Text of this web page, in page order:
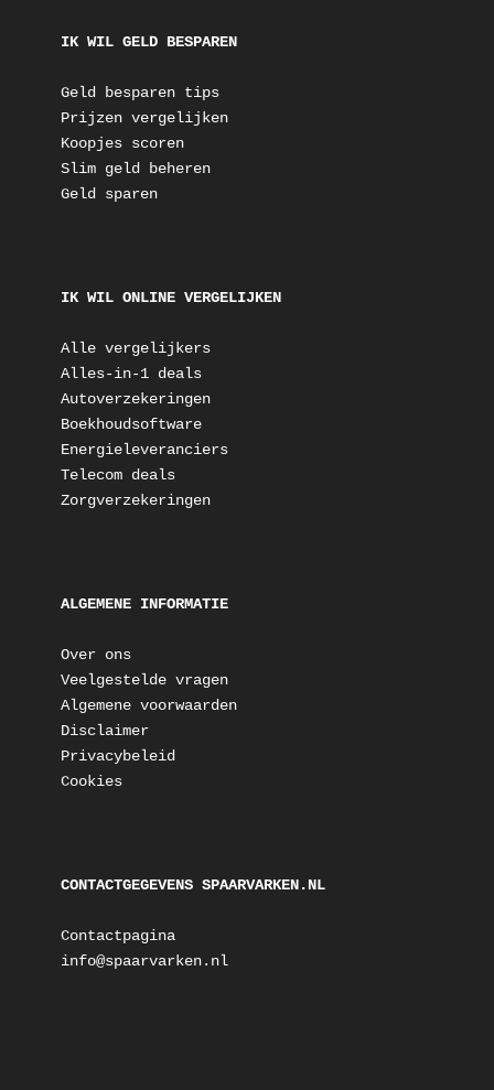
IK WIL GELD BESPAREN
Geld besparen tips
Prijzen vergelijken
Koopjes scoren
Slim geld beheren
Geld sparen
IK WIL ONLINE VERGELIJKEN
Alle vergelijkers
Alles-in-1 deals
Autoverzekeringen
Boekhoudsoftware
Energieleveranciers
Telecom deals
Zorgverzekeringen
ALGEMENE INFORMATIE
Over ons
Veelgestelde vragen
Algemene voorwaarden
Disclaimer
Privacybeleid
Cookies
CONTACTGEGEVENS SPAARVARKEN.NL
Contactpagina
info@spaarvarken.nl